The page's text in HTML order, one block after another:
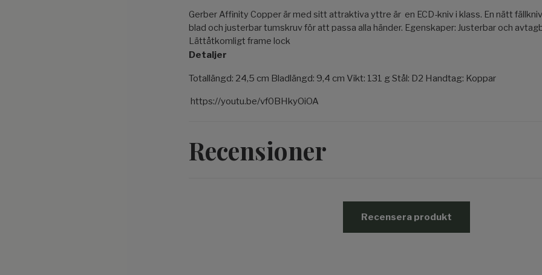
Gerber Affinity Copper är med sitt attraktiva yttre är en ECD-kniv i klass. En nätt
blad och justerbar tumskruv för att passa alla händer. Egenskaper: Justerbar och
Lättåtkomligt frame lock
Detaljer
Totallängd: 24,5 cm Bladlängd: 9,4 cm Vikt: 131 g Stål: D2 Handtag: Koppar
https://youtu.be/vf0BHkyOiOA
Recensioner
Recensera produkt